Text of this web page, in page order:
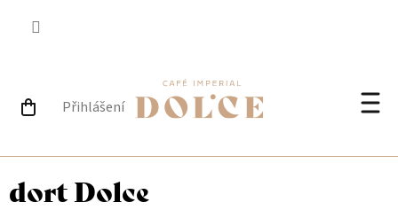
KOŠÍK
Přihlášení
dort Dolce